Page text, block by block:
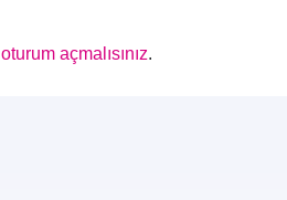
oturum açmalısınız.